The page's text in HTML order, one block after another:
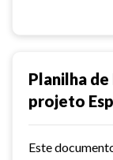
Planilha
projeto